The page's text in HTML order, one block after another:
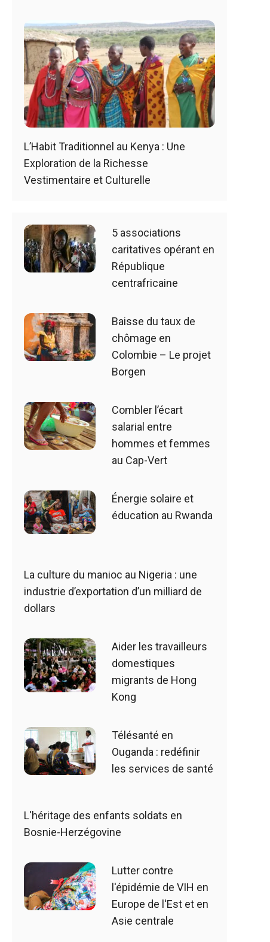
L’Habit Traditionnel au Kenya : Une
Exploration de la Richesse
Vestimentaire et Culturelle
5 associations
caritatives opérant en
République
centrafricaine
Baisse du taux de
chômage en
Colombie – Le projet
Borgen
Combler l’écart
salarial entre
hommes et femmes
au Cap-Vert
Énergie solaire et
éducation au Rwanda
La culture du manioc au Nigeria : une
industrie d’exportation d’un milliard de
dollars
Aider les travailleurs
domestiques
migrants de Hong
Kong
Télésanté en
Ouganda : redéfinir
les services de santé
L'héritage des enfants soldats en
Bosnie-Herzégovine
Lutter contre
l'épidémie de VIH en
Europe de l'Est et en
Asie centrale